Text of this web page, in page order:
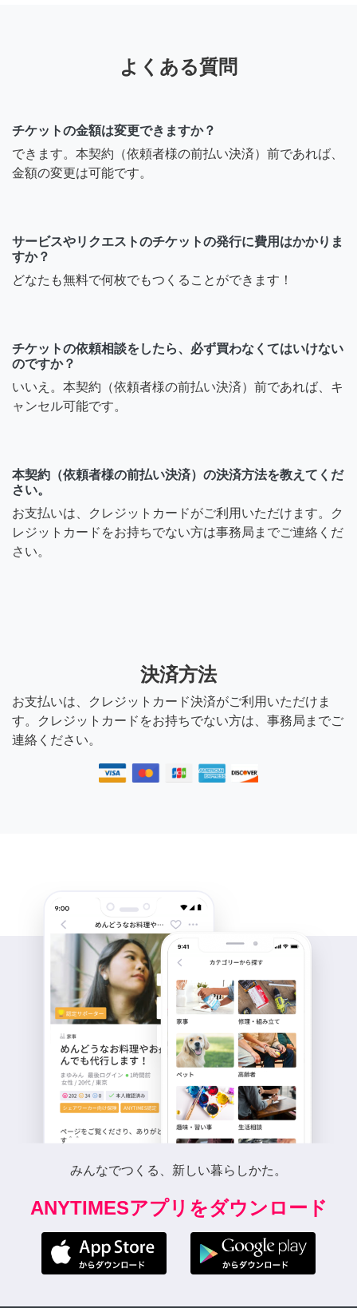
よくある質問
チケットの金額は変更できますか？
できます。本契約（依頼者様の前払い決済）前であれば、
金額の変更は可能です。
サービスやリクエストのチケットの発行に費用はかかりま
すか？
どなたも無料で何枚でもつくることができます！
チケットの依頼相談をしたら、必ず買わなくてはいけない
のですか？
いいえ。本契約（依頼者様の前払い決済）前であれば、キ
ャンセル可能です。
本契約（依頼者様の前払い決済）の決済方法を教えてくだ
さい。
お支払いは、クレジットカードがご利用いただけます。ク
レジットカードをお持ちでない方は事務局までご連絡くだ
さい。
決済方法
お支払いは、クレジットカード決済がご利用いただけま
す。クレジットカードをお持ちでない方は、事務局までご
連絡ください。
みんなでつくる、新しい暮らしかた。
ANYTIMESアプリをダウンロード